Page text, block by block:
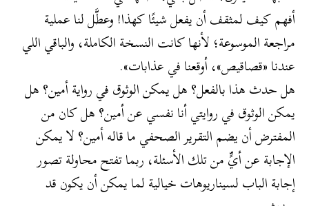
أفهم كيف لمثقف أن يفعل شيئًا كهذا! وعطَّل لنا عملية
مراجعة الموسوعة؛ لأنها كانت النسخة الكاملة، والباقي اللي
عندنا «قصاقيص»، أوقعنا في عذابات».
هل حدث هذا بالفعل؟ هل يمكن الوثوق في رواية أمين؟ هل
يمكن الوثوق في روايتي أنا نفسي عن أمين؟ هل كان من
المفترض أن يضم التقرير الصحفي ما قاله أمين؟ لا يمكن
الإجابة عن أيٍّ من تلك الأسئلة، ربما تفتح محاولة تصور
إجابة الباب لسيناريوهات خيالية لما يمكن أن يكون قد